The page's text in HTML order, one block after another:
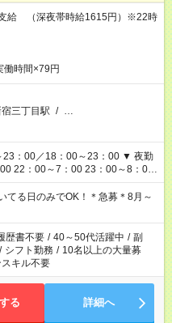
給 （深夜帯時給1615円）※22時
時間×79円
三丁目駅 / …
00／18：00～23：00 ▼ 夜勤
22：00～7：00 23：00～8：00
る日のみでOK！＊急募＊8月～
歴書不要 / 40～50代活躍中 / 副
/ シフト勤務 / 10名以上の大量募
キル不要
る 詳細へ